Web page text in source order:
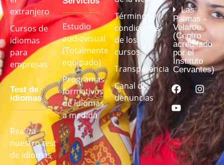
extranjero
Cursos de
idiomas
para
empresas
Test de
idiomas
Realiza
nuestro test
de idiomas
Estudio
audiovisual
(Totalmente
equipado)
Programas
formativos
de idiomas
a medida
Términos y
condiciones
de los
cursos
Transparencia
Canal de
denuncias
Las
Palmas -
Velarde
(Centro
acreditado
por el
Instituto
Cervantes)